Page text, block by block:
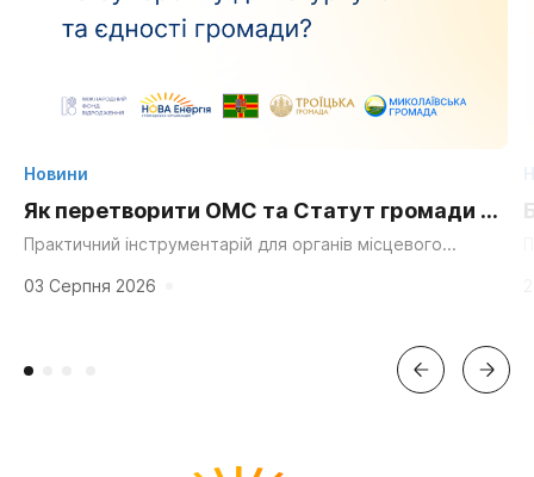
Новини
Як перетворити ОМС та Статут громади на
суперсилу для згуртування та єдності?
Практичний інструментарій для органів місцевого
мешканців. «Мальовнича природа», «працьовиті люди»,
«багата історія» та «вигідне...
03 Серпня 2026